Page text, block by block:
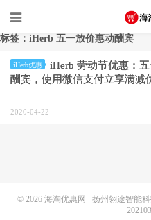
标签：iHerb 五一放价惠动酬宾
iHerb优惠
iHerb 劳动节优惠：
酬宾，使用微信支付立享满减
2020-04-22
© 2026 海淘优惠网 扬州翎途智能科